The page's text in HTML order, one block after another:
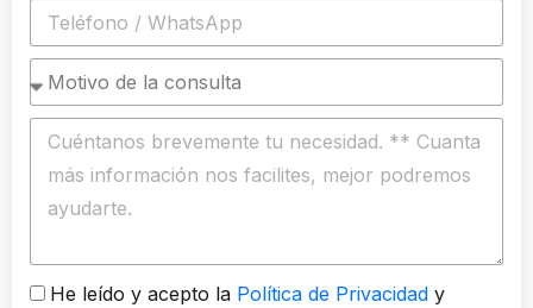
He leído y acepto la Política de Privacidad y